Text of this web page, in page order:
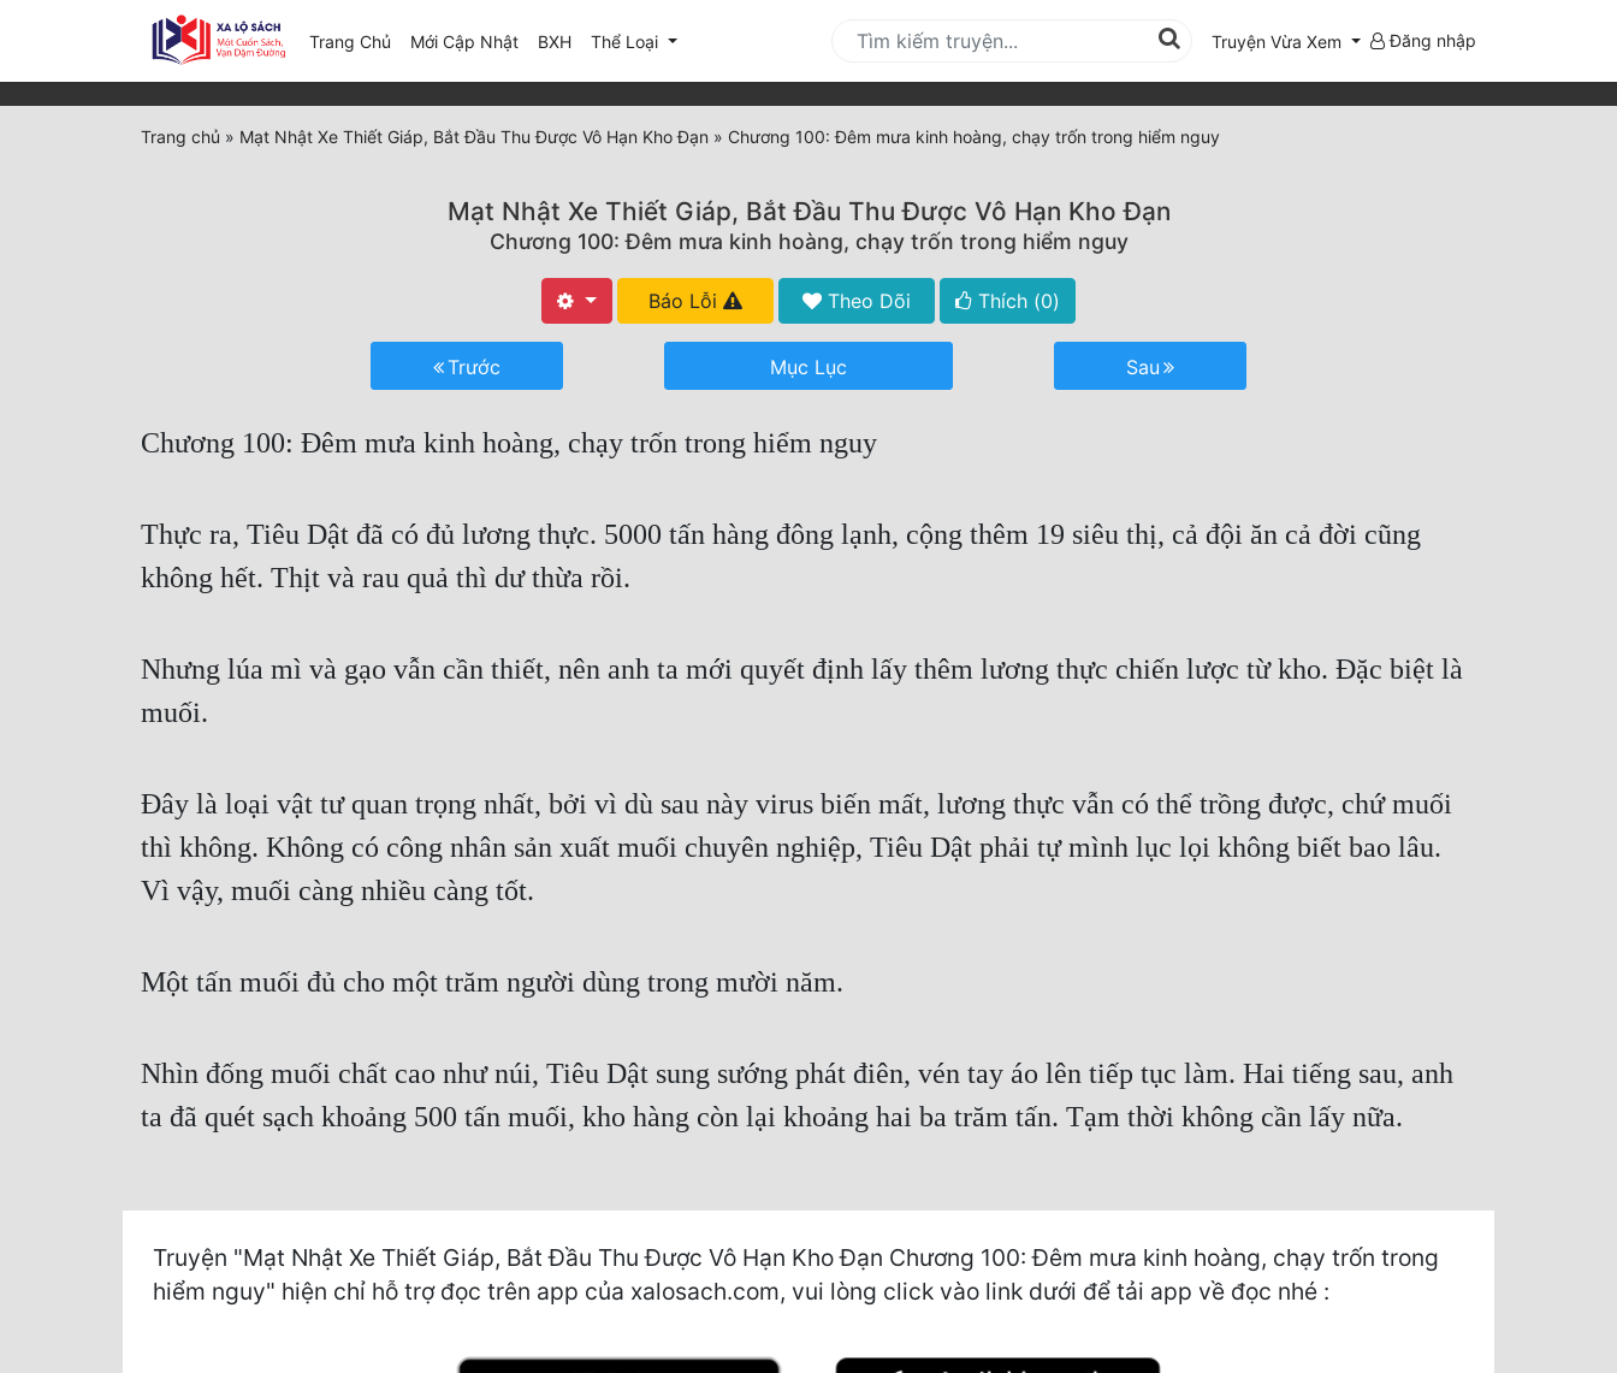
Trang Chủ Mới Cập Nhật(current)
BXH Thể Loại Truyện Vừa Xem Đăng nhập
Trang chủ » Mạt Nhật Xe Thiết Giáp, Bắt Đầu Thu Được Vô Hạn Kho Đạn » Chương 100: Đêm mưa kinh hoàng, chạy trốn trong hiểm nguy
Mạt Nhật Xe Thiết Giáp, Bắt Đầu Thu Được Vô Hạn Kho Đạn
Chương 100: Đêm mưa kinh hoàng, chạy trốn trong hiểm nguy
Báo Lỗi Theo Dõi Thích (0)
Trước Mục Lục Sau
Chương 100: Đêm mưa kinh hoàng, chạy trốn trong hiểm nguy
Thực ra, Tiêu Dật đã có đủ lương thực. 5000 tấn hàng đông lạnh, cộng thêm 19 siêu thị, cả đội ăn cả đời cũng
không hết. Thịt và rau quả thì dư thừa rồi.
Nhưng lúa mì và gạo vẫn cần thiết, nên anh ta mới quyết định lấy thêm lương thực chiến lược từ kho. Đặc biệt là
muối.
Đây là loại vật tư quan trọng nhất, bởi vì dù sau này virus biến mất, lương thực vẫn có thể trồng được, chứ muối
thì không. Không có công nhân sản xuất muối chuyên nghiệp, Tiêu Dật phải tự mình lục lọi không biết bao lâu.
Vì vậy, muối càng nhiều càng tốt.
Một tấn muối đủ cho một trăm người dùng trong mười năm.
Nhìn đống muối chất cao như núi, Tiêu Dật sung sướng phát điên, vén tay áo lên tiếp tục làm. Hai tiếng sau, anh
ta đã quét sạch khoảng 500 tấn muối, kho hàng còn lại khoảng hai ba trăm tấn. Tạm thời không cần lấy nữa.
Truyện "Mạt Nhật Xe Thiết Giáp, Bắt Đầu Thu Được Vô Hạn Kho Đạn Chương 100: Đêm mưa kinh hoàng, chạy trốn trong
hiểm nguy" hiện chỉ hỗ trợ đọc trên app của xalosach.com, vui lòng click vào link dưới để tải app về đọc nhé :